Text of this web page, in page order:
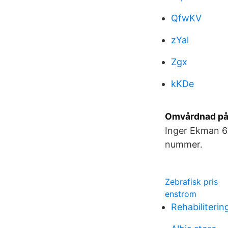
QfwKV
zYal
Zgx
kKDe
Omvårdnad
Inger Ekman
nummer.
Zebrafisk pris
enstrom